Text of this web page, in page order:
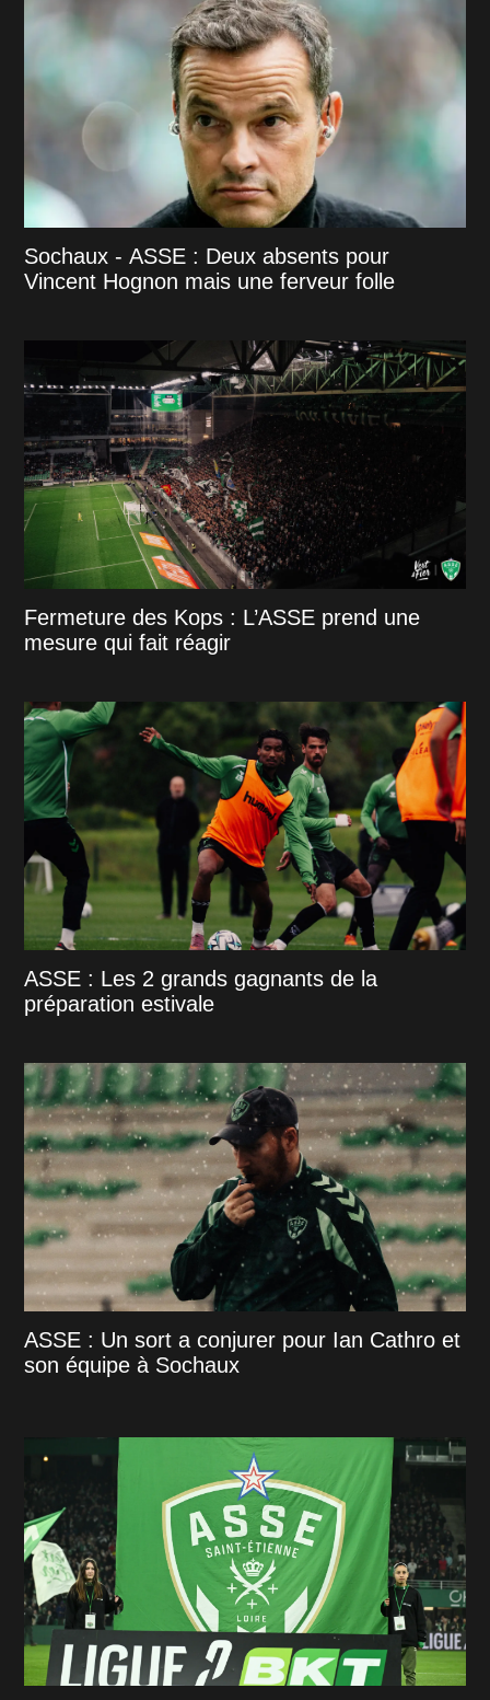
Sochaux - ASSE : Deux absents pour
Vincent Hognon mais une ferveur folle
Fermeture des Kops : L’ASSE prend une
mesure qui fait réagir
ASSE : Les 2 grands gagnants de la
préparation estivale
ASSE : Un sort a conjurer pour Ian Cathro et
son équipe à Sochaux